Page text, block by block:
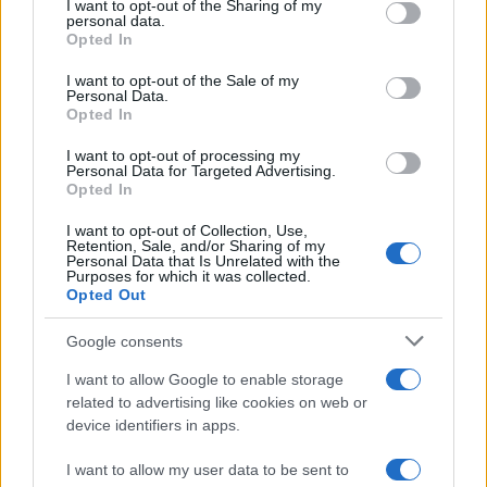
not limited to your visit or usage behaviour. You may click to
grant or deny consent to Google and its third-party tags to
use your data for below specified purposes in below Google
consent section.
I want to opt-out of the Sharing of my
personal data.
Opted In
I want to opt-out of the Sale of my
Personal Data.
Opted In
I want to opt-out of processing my
Personal Data for Targeted Advertising.
Opted In
I want to opt-out of Collection, Use,
Retention, Sale, and/or Sharing of my
Personal Data that Is Unrelated with the
Purposes for which it was collected.
Opted Out
Google consents
I want to allow Google to enable storage
related to advertising like cookies on web or
device identifiers in apps.
I want to allow my user data to be sent to
integrazione nel mondo bancario regolamentato.
AUTORE
Francesca Galli
Francesca Galli, fiorentina con formazione
bancaria, prese la decisione di cambiare
carriera dopo un convegno a Palazzo
colonne su risparmio e investimenti. In
redazione propone linee editoriali attente alla
trasparenza e conserva l'agenda del primo